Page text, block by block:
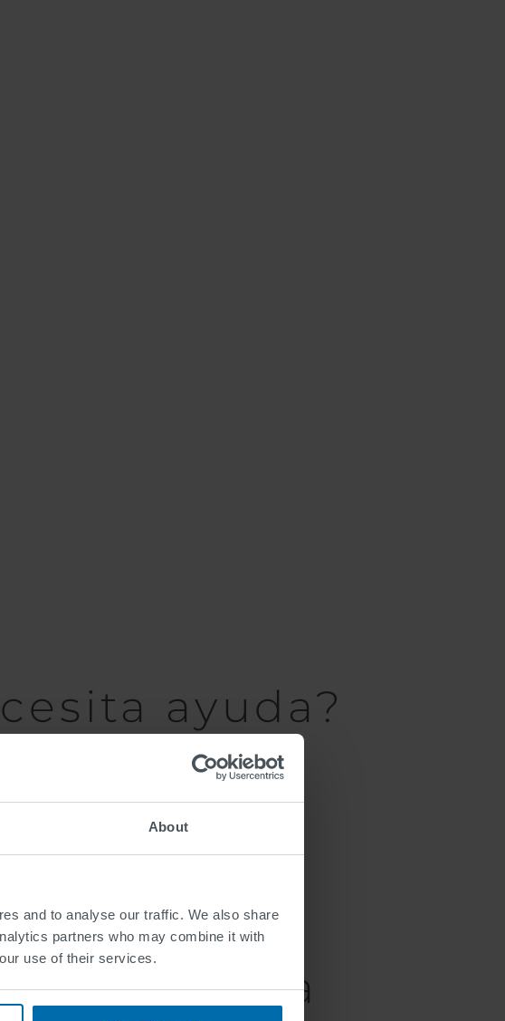
About
and to analyse our traffic. We also share
partners who may combine it with
use of their services.
ayuda?
en línea